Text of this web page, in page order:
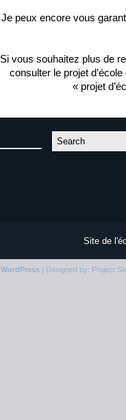
Je peux encore vous
Si vous souhaitez plus de
consulter le projet
« projet
Site de
WordPress| Designed by: Project